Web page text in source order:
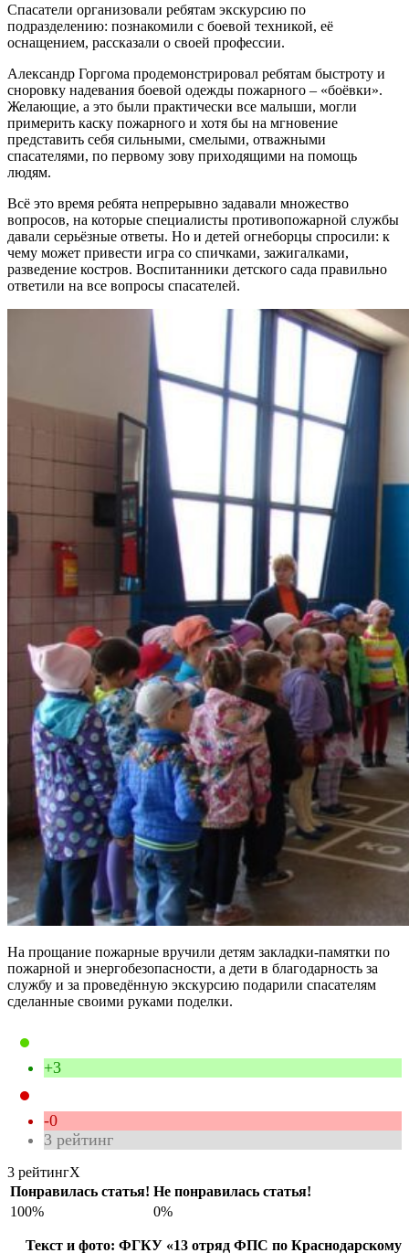
Спасатели организовали ребятам экскурсию по
подразделению: познакомили с боевой техникой, её
оснащением, рассказали о своей профессии.
Александр Горгома продемонстрировал ребятам быстроту и
сноровку надевания боевой одежды пожарного – «боёвки».
Желающие, а это были практически все малыши, могли
примерить каску пожарного и хотя бы на мгновение
представить себя сильными, смелыми, отважными
спасателями, по первому зову приходящими на помощь
людям.
Всё это время ребята непрерывно задавали множество
вопросов, на которые специалисты противопожарной службы
давали серьёзные ответы. Но и детей огнеборцы спросили: к
чему может привести игра со спичками, зажигалками,
разведение костров. Воспитанники детского сада правильно
ответили на все вопросы спасателей.
На прощание пожарные вручили детям закладки-памятки по
пожарной и энергобезопасности, а дети в благодарность за
службу и за проведённую экскурсию подарили спасателям
сделанные своими руками поделки.
+3
-0
3 рейтинг
3 рейтингX
Понравилась статья! Не понравилась статья!
100%
0%
Текст и фото: ФГКУ «13 отряд ФПС по Краснодарскому